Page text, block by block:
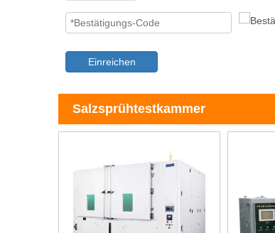
Einreichen
Salzsprühtestkammer